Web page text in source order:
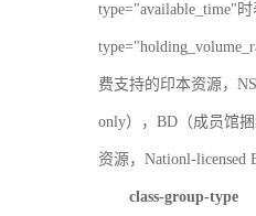
type="available_time"
费支持的印本资源，
only），BD（成员馆
资源，Nationl-licensed
class-group-type